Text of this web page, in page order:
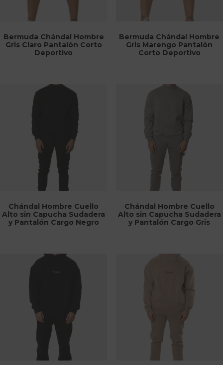
Bermuda Chándal Hombre
Gris Claro Pantalón Corto
Deportivo
Bermuda Chándal Hombre
Gris Marengo Pantalón
Corto Deportivo
Chándal Hombre Cuello
Alto sin Capucha Sudadera
y Pantalón Cargo Negro
Chándal Hombre Cuello
Alto sin Capucha Sudadera
y Pantalón Cargo Gris